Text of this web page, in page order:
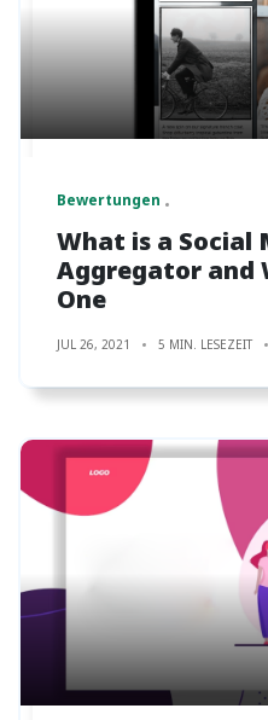
Bewertungen
What‌ ‌is‌ ‌a ‌Social‌
‌Aggregator‌ ‌and‌
‌One‌
JUL 26, 2021 5 MIN. LESEZEIT